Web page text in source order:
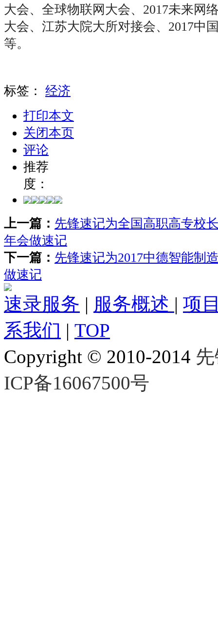
大会、全球物联网大会、2017未来网
大会、江苏大院大所对接会、2017中
等。
标签： 经济
打印本文
关闭本页
评论
推荐
度：
上一篇： 先锋速记为全国高职高专校
年会做速记
下一篇： 先锋速记为2017中德智能制
做速记
速录服务 | 服务概述 | 项
系我们 | TOP
Copyright © 2010-2014
ICP备16067500号